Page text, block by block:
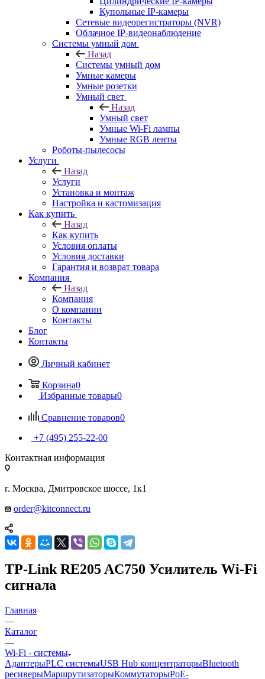
Купольные IP-камеры
Сетевые видеорегистраторы (NVR)
Облачное IP-видеонаблюдение
Системы умный дом
Назад
Системы умный дом
Умные камеры
Умные розетки
Умный свет
Назад
Умный свет
Умные Wi-Fi лампы
Умные RGB ленты
Роботы-пылесосы
Услуги
Назад
Услуги
Установка и монтаж
Настройка и кастомизация
Как купить
Назад
Как купить
Условия оплаты
Условия доставки
Гарантия и возврат товара
Компания
Назад
Компания
О компании
Контакты
Блог
Контакты
Личный кабинет
Корзина0
Избранные товары0
Сравнение товаров0
+7 (495) 255-22-00
Контактная информация
г. Москва, Дмитровское шоссе, 1к1
order@kitconnect.ru
TP-Link RE205 AC750 Усилитель Wi-Fi
сигнала
Главная
—
Каталог
—
Wi-Fi - системы
АдаптерыPLC системыUSB Hub концентраторыBluetooth
ресиверыМаршрутизаторыКоммутаторыPoE-